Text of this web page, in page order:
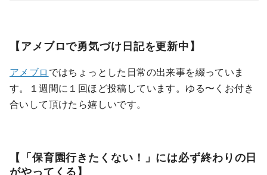
【アメブロで勇気づけ日記を更新中】
アメブロ ではちょっとした日常の出来事を綴っていま
す。１週間に１回ほど投稿しています。ゆる〜くお付き
合いして頂けたら嬉しいです。
【「保育園行きたくない！」には必ず終わりの日
がやってくる】